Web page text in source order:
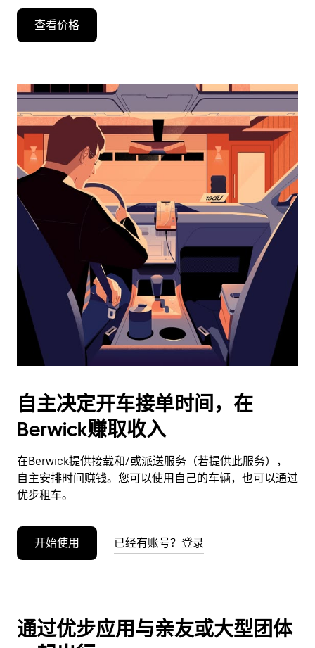
向
头
浏
日
并
期。
按
退
闭
日
历。
查看价格
自主决定开车接单时间，在
Berwick赚取收入
在Berwick提供接载和/或派送服务（若提供此服务），
自主安排时间赚钱。您可以使用自己的车辆，也可以通过
优步租车。
开始使用 已经有账号？登录
通过优步应用与亲友或大型团体